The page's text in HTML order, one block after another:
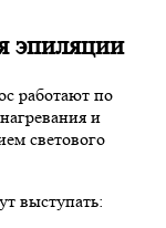
эпиляции
работают по
и
светового
выступать: